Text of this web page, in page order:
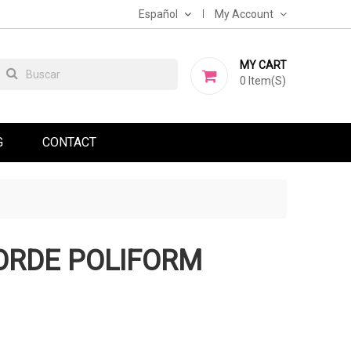
Español My Account
MY CART
0 Item(s)
CONTACT
POLIFORM